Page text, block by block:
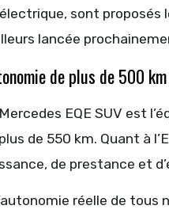
sont proposés
lancée
de plus de 500 km
EQE SUV est
de 550 km. Quant à
de prestance et
réelle de